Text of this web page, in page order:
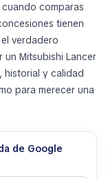
comparas
tienen
verdadero
Mitsubishi Lancer
historial y calidad
para merecer una
de Google